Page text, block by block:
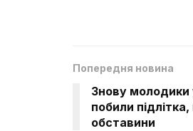
Попередня новина
Знову молодики
побили
обставини